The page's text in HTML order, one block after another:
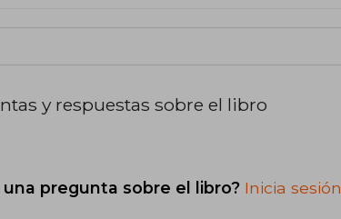
y respuestas sobre el libro
una pregunta sobre el libro? Inicia sesión